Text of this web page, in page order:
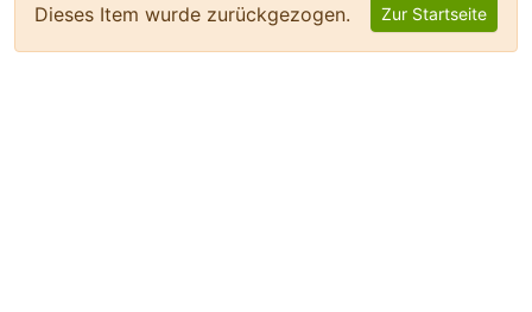
Dieses Item wurde zurückgezogen. Zur Startseite